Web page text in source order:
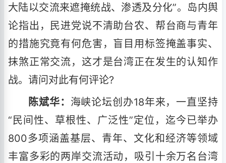
大陆以交流来遮掩统战、渗透及分化”。岛内舆
论指出，民进党说不清助台农、帮台商与青年
的措施究竟有何危害，盲目用标签掩盖事实、
抹煞正常交流，这才是台湾正在发生的认知作
战。请问对此有何评论?
陈斌华： 海峡论坛创办18年来，一直坚持
“民间性、草根性、广泛性”定位，迄今已举办
800多项涵盖基层、青年、文化和经济等领域
丰富多彩的两岸交流活动，吸引十余万名台湾